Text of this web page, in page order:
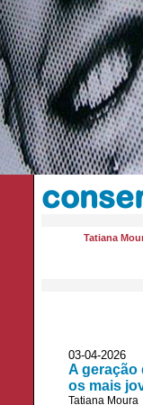
Tatiana
03-04-
A geração
os mais
Tatiana Moura